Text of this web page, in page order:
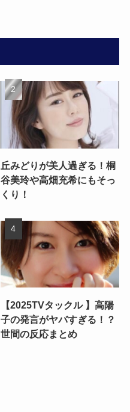
丘みどりが美人過ぎる！桐
谷美玲や高畑充希にもそっ
くり！
【2025TVタックル 】高陽
子の発言がヤバすぎる！？
世間の反応まとめ